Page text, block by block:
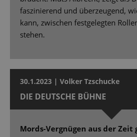
faszinierend und überzeugend,
kann, zwischen festgelegten
stehen.
30.1.2023 | Volker Tzschucke
DIE DEUTSCHE BÜHNE
Mords-Vergnügen aus der Zeit